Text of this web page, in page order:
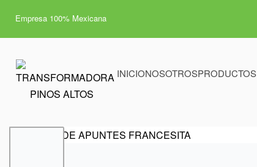
Empresa 100% Mexicana
INICIONOSOTROSPRODUCTOS